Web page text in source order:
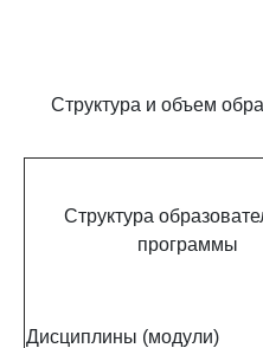
Структура и объем
Структура
программы
Дисциплины (модули)